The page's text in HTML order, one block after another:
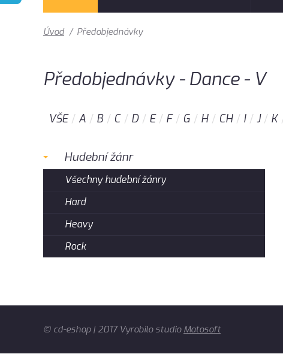
Úvod / Předobjednávky
Předobjednávky - Dance - V
VŠE A B C D E F G H CH I J K
Hudební žánr
Všechny hudební žánry
Hard
Heavy
Rock
© cd-eshop | 2017 Vyrobilo studio Matosoft